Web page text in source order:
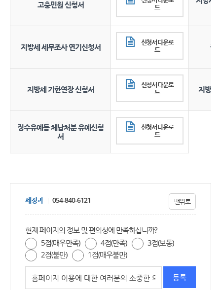
고충민원 신청서
드
지방세 세무조사 연기신청서
신청서 다운로
드
권
지방세 기한연장 신청서
신청서 다운로
드
지방세
징수유예등 체납처분 유예신청
서
신청서 다운로
드
세정과 054-840-6121 맨위로
현재 페이지의 정보 및 편의성에 만족하십니까?
5점(매우만족)
4점(만족)
3점(보통)
2점(불만)
1점(매우불만)